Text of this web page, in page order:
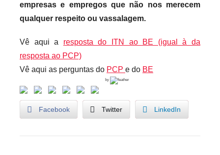
empresas e empregos que não nos merecem
qualquer respeito ou vassalagem.
Vê aqui a resposta do ITN ao BE (igual à da
resposta ao PCP)
Vê aqui as perguntas do PCP e do BE
by
Facebook Twitter LinkedIn